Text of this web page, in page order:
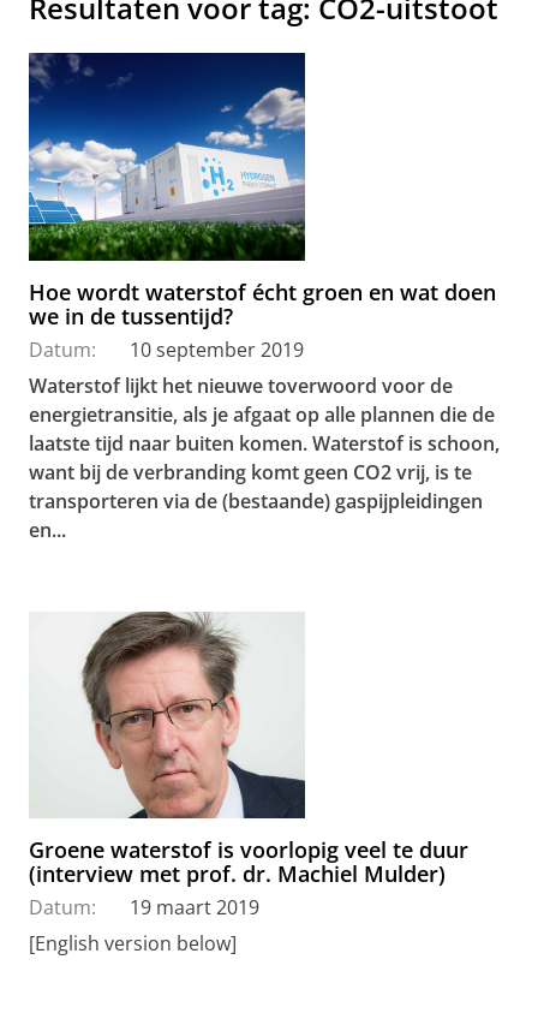
Resultaten voor tag: CO2-uitstoot
Hoe wordt waterstof écht groen en wat doen
we in de tussentijd?
Datum:
10 september 2019
Waterstof lijkt het nieuwe toverwoord voor de
energietransitie, als je afgaat op alle plannen die de
laatste tijd naar buiten komen. Waterstof is schoon,
want bij de verbranding komt geen CO2vrij, is te
transporteren via de (bestaande) gaspijpleidingen
en...
Groene waterstof is voorlopig veel te duur
(interview met prof. dr. Machiel Mulder)
Datum:
19 maart 2019
[English version below]